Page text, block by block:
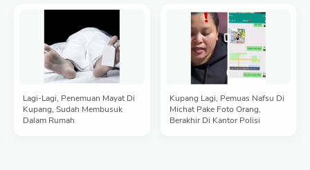
Lagi-Lagi, Penemuan Mayat Di
Kupang, Sudah Membusuk
Dalam Rumah
Kupang Lagi, Pemuas Nafsu Di
Michat Pake Foto Orang,
Berakhir Di Kantor Polisi